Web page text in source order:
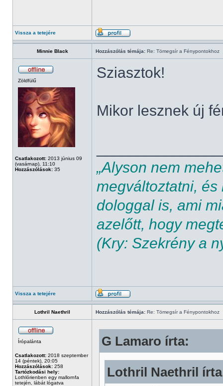
Vissza a tetejére
Minnie Black Hozzászólás témája: Re: Tömegsír a Fénypontokhoz
Zöldfülű
Csatlakozott: 2013 június 09
(vasárnap), 11:10
Hozzászólások: 35
Sziasztok!
Mikor lesznek új
„Alyson nem
megváltoztatni,
dologgal is, ami
azelőtt, hogy
(Kry: Szekrény a
Vissza a tetejére
Lothril Naethril Hozzászólás témája: Re: Tömegsír a Fénypontokhoz
Írópalánta
Csatlakozott: 2018 szeptember
14 (péntek), 20:05
Hozzászólások: 258
Tartózkodási hely:
Lothlórienben egy mallornfa
tetején, lábát lógatva
G Lamaro írta:
Lothril Naethril